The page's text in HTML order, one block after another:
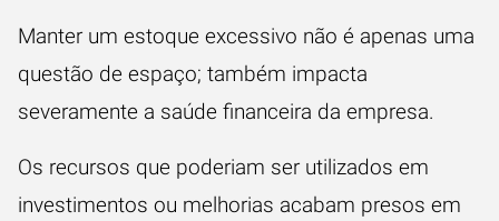
Manter um estoque excessivo não é apenas uma
questão de espaço; também impacta
severamente a saúde financeira da empresa.
Os recursos que poderiam ser utilizados em
investimentos ou melhorias acabam presos em